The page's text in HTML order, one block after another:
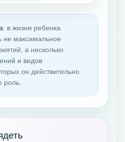
в жизни ребенка
не максимальное
а несколько
и видов
он действительно
роль.